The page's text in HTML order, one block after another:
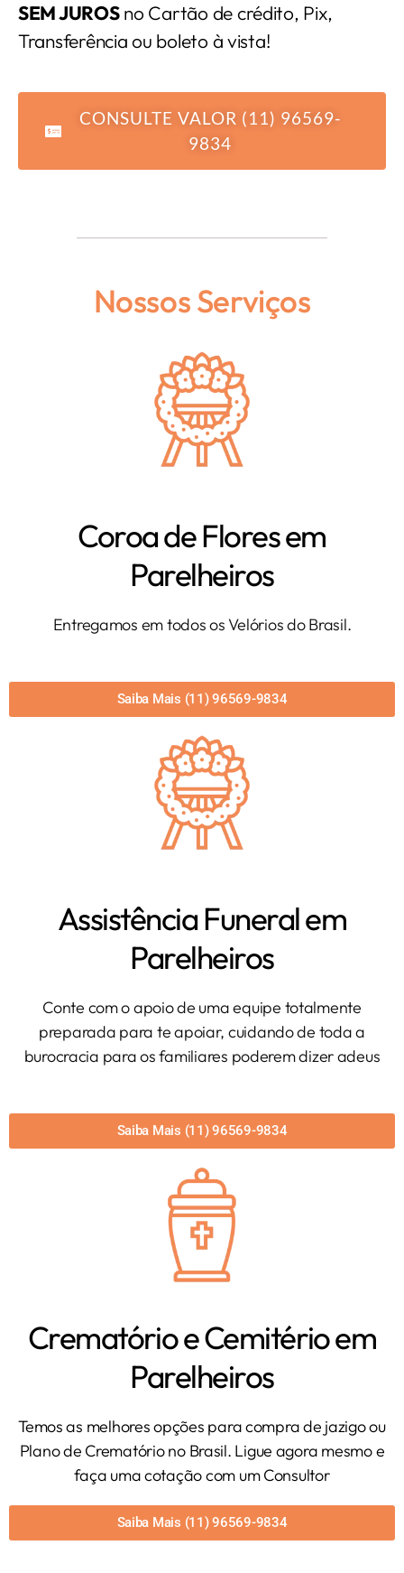
SEM JUROSno Cartão de crédito, Pix,
Transferência ou boleto à vista!
CONSULTE VALOR (11) 96569-
9834
Nossos Serviços
Coroa de Flores em
Parelheiros
Entregamos em todos os Velórios do Brasil.
Saiba Mais (11) 96569-9834
Assistência Funeral em
Parelheiros
Conte com o apoio de uma equipe totalmente
preparada para te apoiar, cuidando de toda a
burocracia para os familiares poderem dizer adeus
Saiba Mais (11) 96569-9834
Crematório e Cemitério em
Parelheiros
Temos as melhores opções para compra de jazigo ou
Plano de Crematório no Brasil. Ligue agora mesmo e
faça uma cotação com um Consultor
Saiba Mais (11) 96569-9834